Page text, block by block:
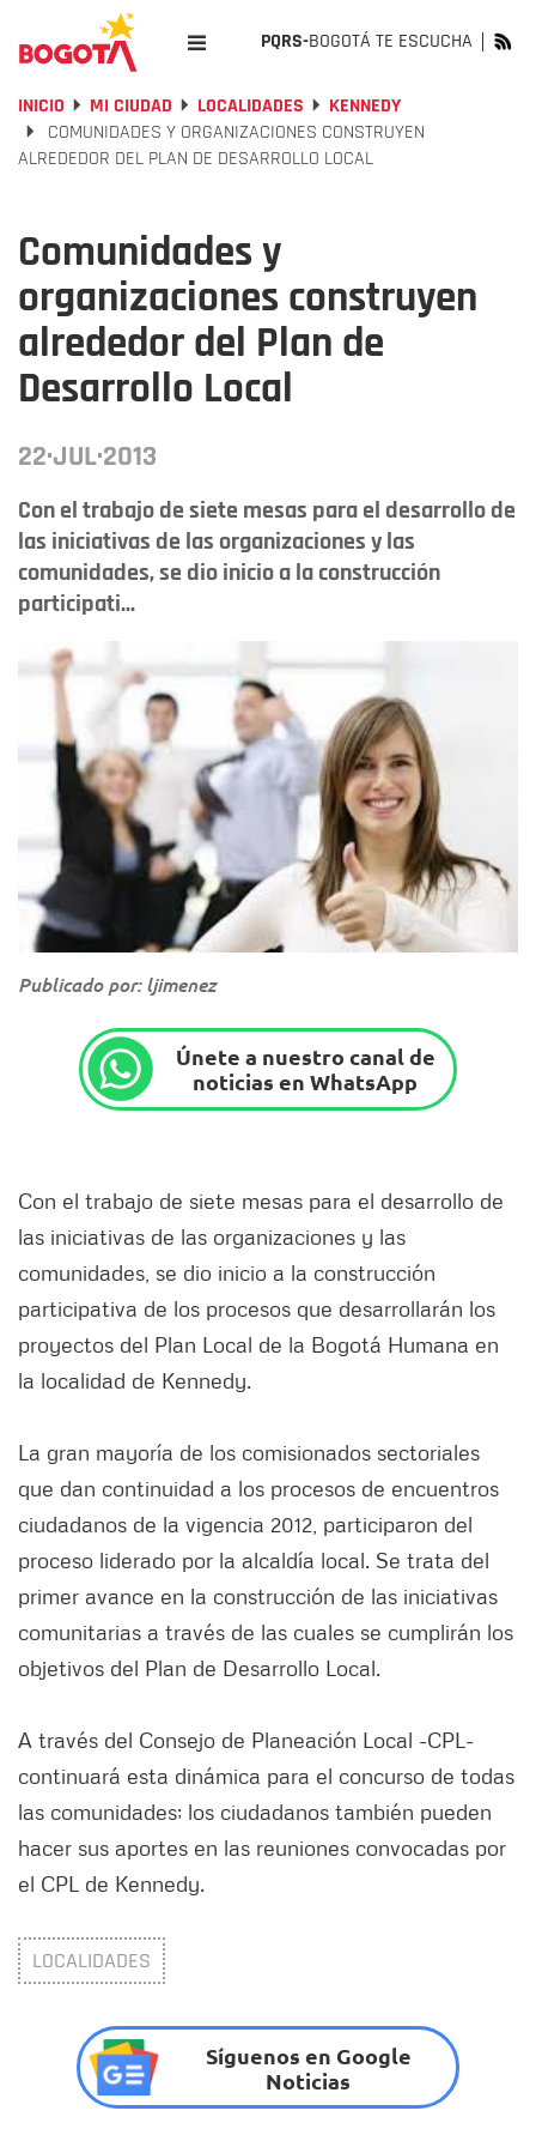
PQRS-BOGOTÁ TE ESCUCHA
INICIO MI CIUDAD LOCALIDADES
KENNEDY
COMUNIDADES Y ORGANIZACIONES CONSTRUYEN
ALREDEDOR DEL PLAN DE DESARROLLO LOCAL
Comunidades y
organizaciones construyen
alrededor del Plan de
Desarrollo Local
22·JUL·2013
Con el trabajo de siete mesas para el desarrollo de
las iniciativas de las organizaciones y las
comunidades, se dio inicio a la construcción
participati...
Publicado por: ljimenez
Únete a nuestro canal de
noticias en WhatsApp
Con el trabajo de siete mesas para el desarrollo de
las iniciativas de las organizaciones y las
comunidades, se dio inicio a la construcción
participativa de los procesos que desarrollarán los
proyectos del Plan Local de la Bogotá Humana en
la localidad de Kennedy.
La gran mayoría de los comisionados sectoriales
que dan continuidad a los procesos de encuentros
ciudadanos de la vigencia 2012, participaron del
proceso liderado por la alcaldía local. Se trata del
primer avance en la construcción de las iniciativas
comunitarias a través de las cuales se cumplirán los
objetivos del Plan de Desarrollo Local.
A través del Consejo de Planeación Local -CPL-
continuará esta dinámica para el concurso de todas
las comunidades; los ciudadanos también pueden
hacer sus aportes en las reuniones convocadas por
el CPL de Kennedy.
LOCALIDADES
Síguenos en Google
Noticias